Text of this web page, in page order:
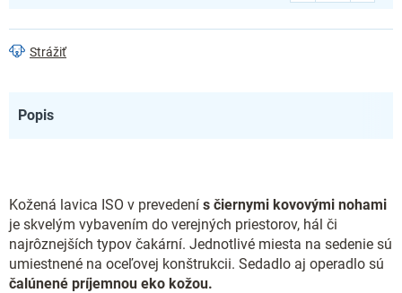
Strážiť
Popis
Kožená lavica ISO v prevedení s čiernymi kovovými nohami
je skvelým vybavením do verejných priestorov, hál či
najrôznejších typov čakární. Jednotlivé miesta na sedenie sú
umiestnené na oceľovej konštrukcii. Sedadlo aj operadlo sú
čalúnené príjemnou eko kožou.